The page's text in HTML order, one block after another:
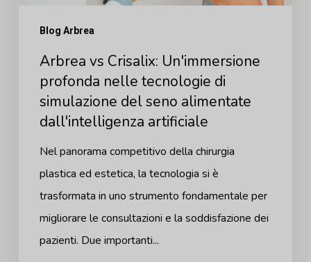
simulazione
seno
alimentate
dall'intelligenza
artificiale
Blog Arbrea
Arbrea vs Crisalix: Un'immersione
profonda nelle tecnologie di
simulazione del seno alimentate
dall'intelligenza artificiale
Nel panorama competitivo della chirurgia
plastica ed estetica, la tecnologia si è
trasformata in uno strumento fondamentale per
migliorare le consultazioni e la soddisfazione dei
pazienti. Due importanti...